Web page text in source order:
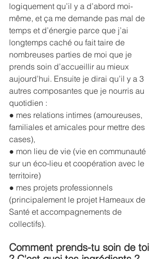
logiquement qu’il y a d’abord moi-
même, et ça me demande pas mal de
temps et d’énergie parce que j’ai
longtemps caché ou fait taire de
nombreuses parties de moi que je
prends soin d’accueillir au mieux
aujourd’hui. Ensuite je dirai qu’il y a 3
autres composantes que je nourris au
quotidien :
● mes relations intimes (amoureuses,
familiales et amicales pour mettre des
cases),
● mon lieu de vie (vie en communauté
sur un éco-lieu et coopération avec le
territoire)
● mes projets professionnels
(principalement le projet Hameaux de
Santé et accompagnements de
collectifs).
Comment prends-tu soin de toi